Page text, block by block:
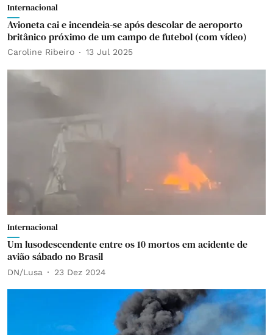
Internacional
Avioneta cai e incendeia-se após descolar de aeroporto
britânico próximo de um campo de futebol (com vídeo)
Caroline Ribeiro 13 Jul 2025
Internacional
Um lusodescendente entre os 10 mortos em acidente de
avião sábado no Brasil
DN/Lusa 23 Dez 2024